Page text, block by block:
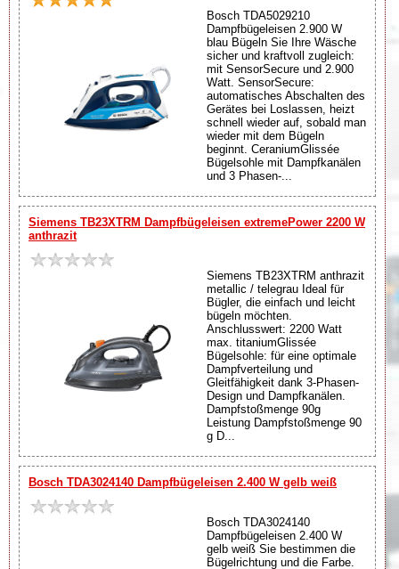
Bosch TDA5029210
Dampfbügeleisen 2.900 W
blau Bügeln Sie Ihre Wäsche
sicher und kraftvoll zugleich:
mit SensorSecure und 2.900
Watt. SensorSecure:
automatisches Abschalten des
Gerätes bei Loslassen, heizt
schnell wieder auf, sobald man
wieder mit dem Bügeln
beginnt. CeraniumGlissée
Bügelsohle mit Dampfkanälen
und 3 Phasen-...
Siemens TB23XTRM Dampfbügeleisen extremePower 2200 W
anthrazit
Siemens TB23XTRM anthrazit
metallic / telegrau Ideal für
Bügler, die einfach und leicht
bügeln möchten.
Anschlusswert: 2200 Watt
max. titaniumGlissée
Bügelsohle: für eine optimale
Dampfverteilung und
Gleitfähigkeit dank 3-Phasen-
Design und Dampfkanälen.
Dampfstoßmenge 90g
Leistung Dampfstoßmenge 90
g D...
Bosch TDA3024140 Dampfbügeleisen 2.400 W gelb weiß
Bosch TDA3024140
Dampfbügeleisen 2.400 W
gelb weiß Sie bestimmen die
Bügelrichtung und die Farbe.